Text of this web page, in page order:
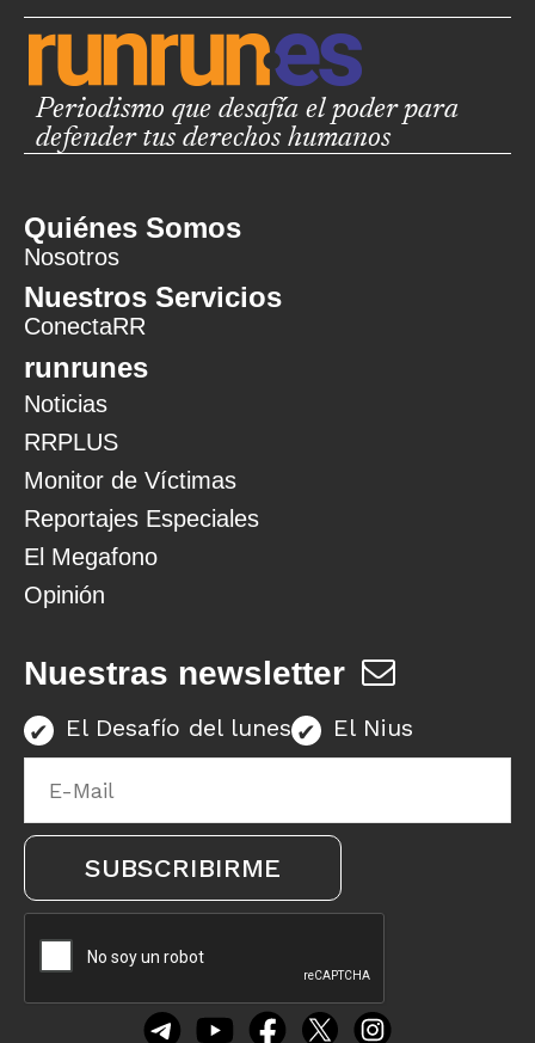
Periodismo que desafía el poder para
defender tus derechos humanos
Quiénes Somos
Nosotros
Nuestros Servicios
ConectaRR
runrunes
Noticias
RRPLUS
Monitor de Víctimas
Reportajes Especiales
El Megafono
Opinión
Nuestras newsletter
El Desafío del lunes El Nius